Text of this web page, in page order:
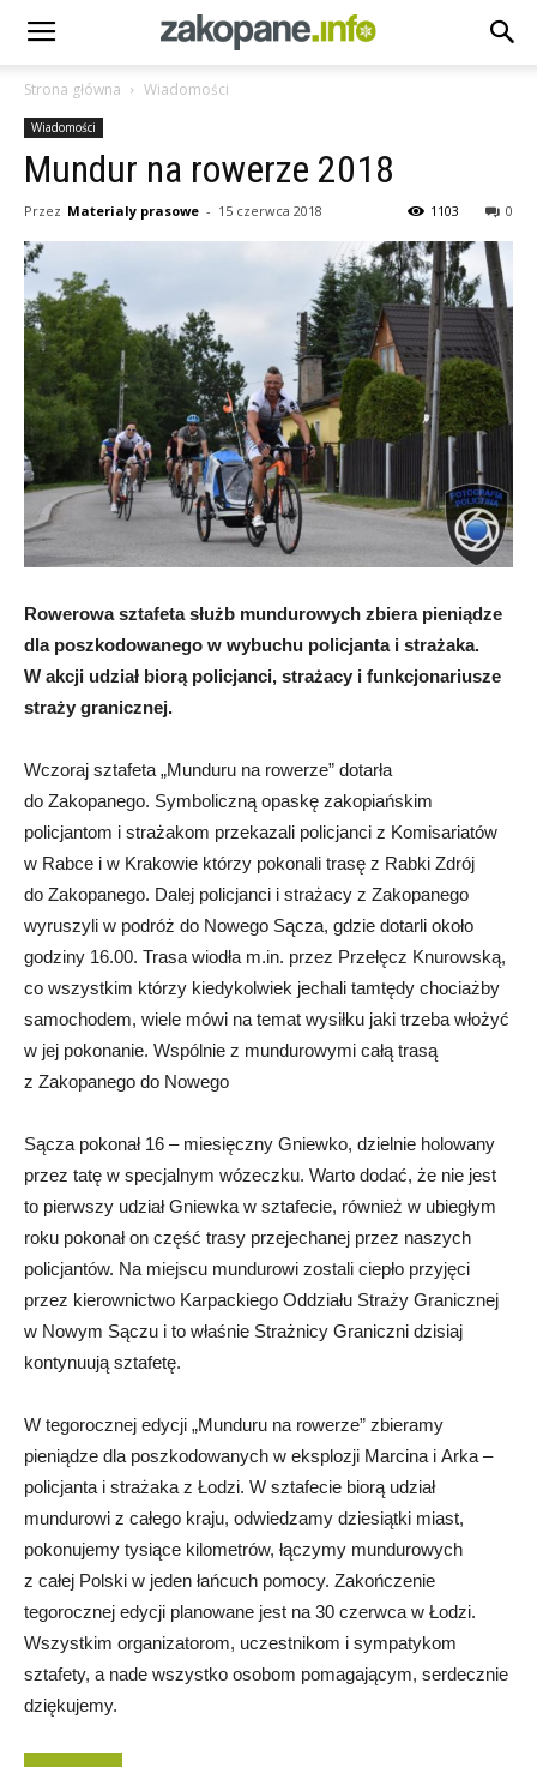
Strona główna Wiadomości
Wiadomości
Mundur na rowerze 2018
Przez Materialy prasowe - 15 czerwca 2018 0
1103
Rowerowa sztafeta służb mundurowych zbiera pieniądze
dla poszkodowanego w wybuchu policjanta i strażaka.
W akcji udział biorą policjanci, strażacy i funkcjonariusze
straży granicznej.
Wczoraj sztafeta „Munduru na rowerze” dotarła
do Zakopanego. Symboliczną opaskę zakopiańskim
policjantom i strażakom przekazali policjanci z Komisariatów
w Rabce i w Krakowie którzy pokonali trasę z Rabki Zdrój
do Zakopanego. Dalej policjanci i strażacy z Zakopanego
wyruszyli w podróż do Nowego Sącza, gdzie dotarli około
godziny 16.00. Trasa wiodła m.in. przez Przełęcz Knurowską,
co wszystkim którzy kiedykolwiek jechali tamtędy chociażby
samochodem, wiele mówi na temat wysiłku jaki trzeba włożyć
w jej pokonanie. Wspólnie z mundurowymi całą trasą
z Zakopanego do Nowego
Sącza pokonał 16 – miesięczny Gniewko, dzielnie holowany
przez tatę w specjalnym wózeczku. Warto dodać, że nie jest
to pierwszy udział Gniewka w sztafecie, również w ubiegłym
roku pokonał on część trasy przejechanej przez naszych
policjantów. Na miejscu mundurowi zostali ciepło przyjęci
przez kierownictwo Karpackiego Oddziału Straży Granicznej
w Nowym Sączu i to właśnie Strażnicy Graniczni dzisiaj
kontynuują sztafetę.
W tegorocznej edycji „Munduru na rowerze” zbieramy
pieniądze dla poszkodowanych w eksplozji Marcina i Arka –
policjanta i strażaka z Łodzi. W sztafecie biorą udział
mundurowi z całego kraju, odwiedzamy dziesiątki miast,
pokonujemy tysiące kilometrów, łączymy mundurowych
z całej Polski w jeden łańcuch pomocy. Zakończenie
tegorocznej edycji planowane jest na 30 czerwca w Łodzi.
Wszystkim organizatorom, uczestnikom i sympatykom
sztafety, a nade wszystko osobom pomagającym, serdecznie
dziękujemy.